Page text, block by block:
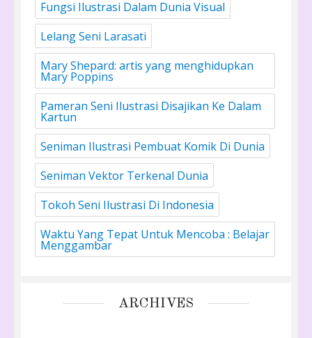
Fungsi Ilustrasi Dalam Dunia Visual
Lelang Seni Larasati
Mary Shepard: artis yang menghidupkan
Mary Poppins
Pameran Seni Ilustrasi Disajikan Ke Dalam
Kartun
Seniman Ilustrasi Pembuat Komik Di Dunia
Seniman Vektor Terkenal Dunia
Tokoh Seni Ilustrasi Di Indonesia
Waktu Yang Tepat Untuk Mencoba : Belajar
Menggambar
ARCHIVES